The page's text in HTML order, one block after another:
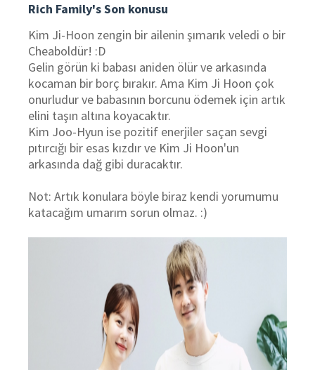
Rich Family's Son konusu
Kim Ji-Hoon zengin bir ailenin şımarık veledi o bir
Cheaboldür! :D
Gelin görün ki babası aniden ölür ve arkasında
kocaman bir borç bırakır. Ama Kim Ji Hoon çok
onurludur ve babasının borcunu ödemek için artık
elini taşın altına koyacaktır.
Kim Joo-Hyun ise pozitif enerjiler saçan sevgi
pıtırcığı bir esas kızdır ve Kim Ji Hoon'un
arkasında dağ gibi duracaktır.
Not: Artık konulara böyle biraz kendi yorumumu
katacağım umarım sorun olmaz. :)